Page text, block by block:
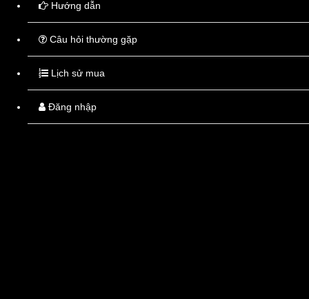
Hướng dẫn
Câu hỏi thường gặp
Lịch sử mua
Đăng nhập
ThuốcTâyTốt
Thuốc tốt - Giá tốt - Tư vấn tốt